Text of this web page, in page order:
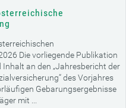
Die vorliegende Publikation
an den „Jahresbericht der
des Vorjahres
Gebarungsergebnisse
mit ...